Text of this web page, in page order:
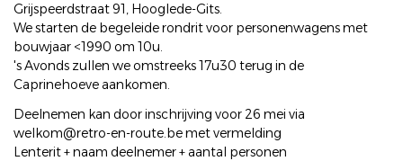
Grijspeerdstraat 91, Hooglede-Gits.
We starten de begeleide rondrit voor personenwagens met
bouwjaar <1990 om 10u.
's Avonds zullen we omstreeks 17u30 terug in de
Caprinehoeve aankomen.
Deelnemen kan door inschrijving voor 26 mei via
welkom@retro-en-route.be met vermelding
Lenterit + naam deelnemer + aantal personen